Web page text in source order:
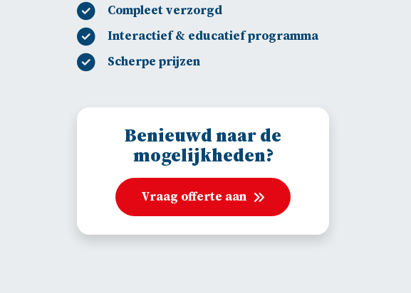
Compleet verzorgd
Interactief & educatief programma
Scherpe prijzen
Benieuwd naar de
mogelijkheden?
Vraag offerte aan